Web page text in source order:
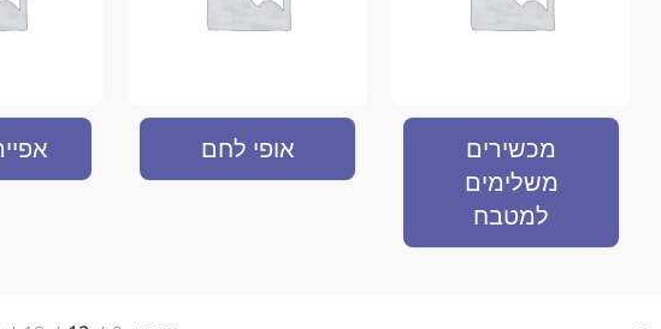
מכשירים
משלימים
למטבח
אופי לחם